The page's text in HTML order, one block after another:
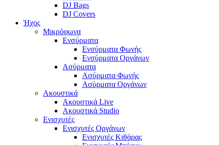
DJ Bags
DJ Covers
Ήχος
Μικρόφωνα
Ενσύρματα
Ενσύρματα Φωνής
Ενσύρματα Οργάνων
Ασύρματα
Ασύρματα Φωνής
Ασύρματα Οργάνων
Ακουστικά
Ακουστικά Live
Ακουστικά Studio
Ενισχυτές
Ενισχυτές Οργάνων
Ενισχυτές Κιθάρας